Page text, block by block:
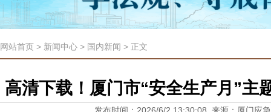
网站首页 > 新闻中心 > 国内新闻 > 正文
高清下载！厦门市“安全生产月”主